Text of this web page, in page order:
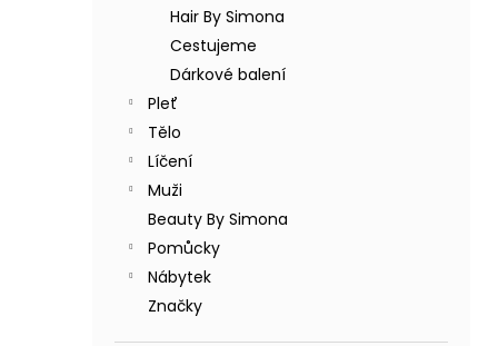
Hair By Simona
Cestujeme
Dárkové balení
Pleť
Tělo
Líčení
Muži
Beauty By Simona
Pomůcky
Nábytek
Značky